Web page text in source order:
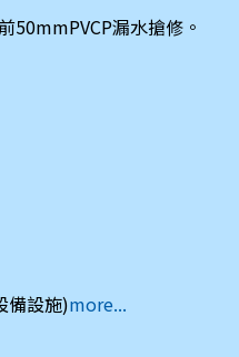
50mmPVCP漏水搶修。
備設施)more...